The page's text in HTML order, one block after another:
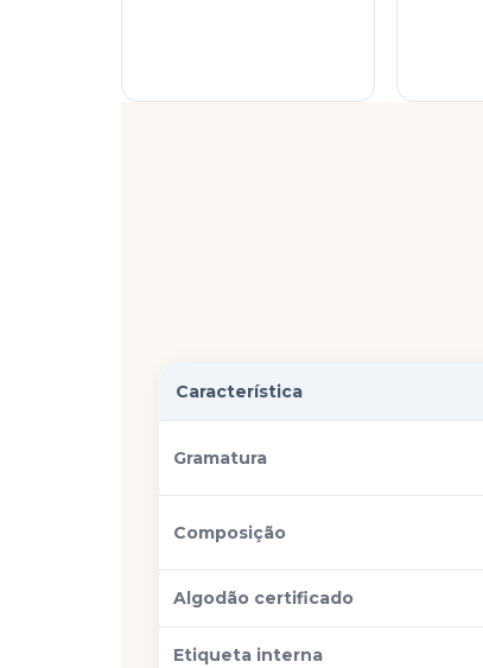
Característica
Gramatura
Composição
Algodão certificado
Etiqueta interna